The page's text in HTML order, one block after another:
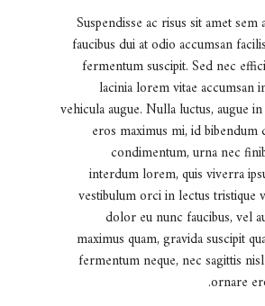
Suspendisse ac risus sit amet
faucibus dui at odio accumsan
fermentum suscipit. Sed nec
lacinia lorem vitae accumsan
vehicula augue. Nulla luctus, augue
eros maximus mi, id bibendum
condimentum, urna nec
interdum lorem, quis viverra
vestibulum orci in lectus tristique
dolor eu nunc faucibus, vel
maximus quam, gravida suscipit
fermentum neque, nec sagittis
ornare